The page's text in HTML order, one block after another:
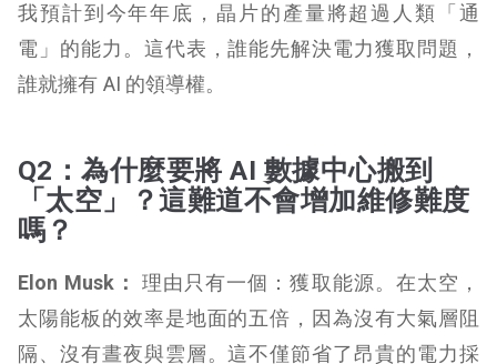
我預計到今年年底，晶片的產量將超過人類「通
電」的能力。這代表，誰能先解決電力獲取問題，
誰就擁有 AI 的領導權。
Q2：為什麼要將 AI 數據中心搬到
「太空」？這難道不會增加維修難度
嗎？
Elon Musk：
理由只有一個：獲取能源。在太空，
太陽能板的效率是地面的五倍，因為沒有大氣層阻
隔、沒有晝夜與雲層。這不僅節省了昂貴的電力採